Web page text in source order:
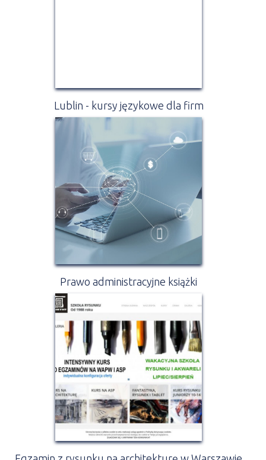
Lublin - kursy językowe dla firm
Prawo administracyjne książki